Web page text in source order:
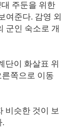
주둔을 위한
여준다. 감영 외
군인 숙소로 개
단이 화살표 위
쪽으로 이동
비슷한 것이 보
.